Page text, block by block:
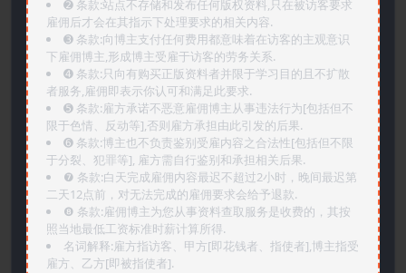
➋️ 条款:站点不存储和发布任何版权资料,只在被访客要求
雇佣后才会在其指示下处理要求的相关内容.
➌️ 条款:向博主支付任何费用都意味着在访客的主观意识
下雇佣博主,形成博主受雇于访客的劳务关系.
➍️ 条款:只向有购买正版资料者并限于学习目的且不扩散
者服务,雇佣即表示你认可和满足此要求.
➎ 条款:雇方承诺不恶意雇佣博主从事违法行为[包括但不
限于色情、反动等],否则雇方承担由此引发的后果.
➏️ 条款:博主也不负责鉴别受雇内容之合法性[包括但不限
于分裂、犯罪等], 雇方需自行鉴别和承担相关后果.
❼ 条款:白天完成雇佣内容最迟不超过2小时，晚间最迟第
二天12点前，对无法完成的雇佣要求会给予退款.
❽ 条款:雇佣博主为您从事资料查取服务是收费的，其按
照当地最低工资标准时薪计算所得.
名词解释:雇方指访客、甲方[即花钱者、指使者],博主指受
雇方、乙方[即被指使者].